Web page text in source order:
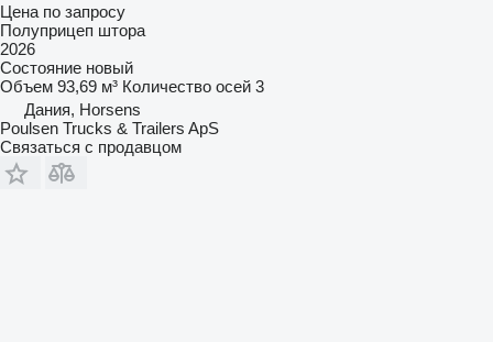
Цена по запросу
Полуприцеп штора
2026
Состояние новый
Объем 93,69 м³ Количество осей 3
Дания, Horsens
Poulsen Trucks & Trailers ApS
Связаться с продавцом